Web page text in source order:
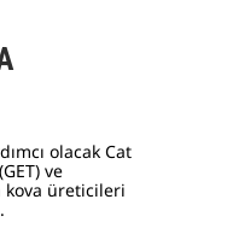
olacak Cat
ve
üreticileri